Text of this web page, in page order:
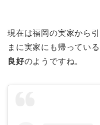
現在は福岡の実家から
まに実家にも帰ってい
良好のようですね。